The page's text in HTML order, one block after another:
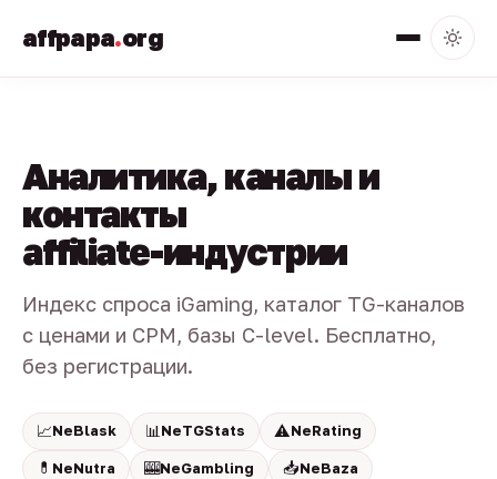
affpapa.org
Аналитика, каналы и
контакты
affiliate-индустрии
Индекс спроса iGaming, каталог TG-каналов
с ценами и CPM, базы C-level. Бесплатно,
без регистрации.
📈NeBlask 📊 NeTGStats ⚠️NeRating
💊 NeNutra 🎰NeGambling 📥NeBaza